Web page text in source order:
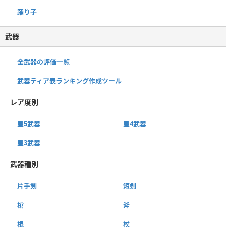
踊り子
武器
全武器の評価一覧
武器ティア表ランキング作成ツール
レア度別
星5武器 星4武器
星3武器
武器種別
片手剣 短剣
槍 斧
棍 杖